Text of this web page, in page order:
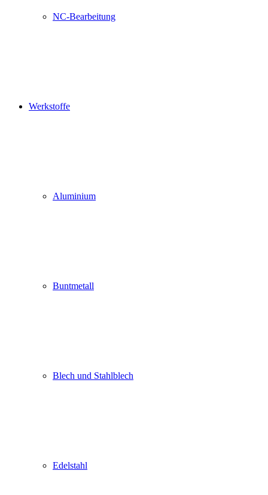
NC-Bearbeitung
Werkstoffe
Aluminium
Buntmetall
Blech und Stahlblech
Edelstahl